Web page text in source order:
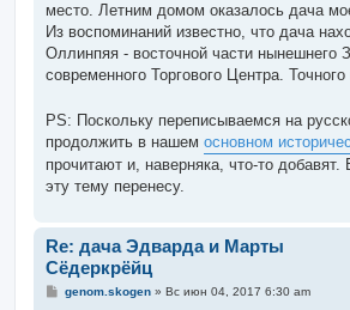
место. Летним домом оказалось дача
Из воспоминаний известно, что дача
Оллинпяя - восточной части нынешнего
современного Торгового Центра.
PS: Поскольку переписываемся на
продолжить в нашем основном
прочитают и, наверняка, что-то
эту тему перенесу.
Re: дача Эдварда и Марты
Сёдеркрёйц
Сgenom.skogen» Вс июн 04, 2017 6:30 am